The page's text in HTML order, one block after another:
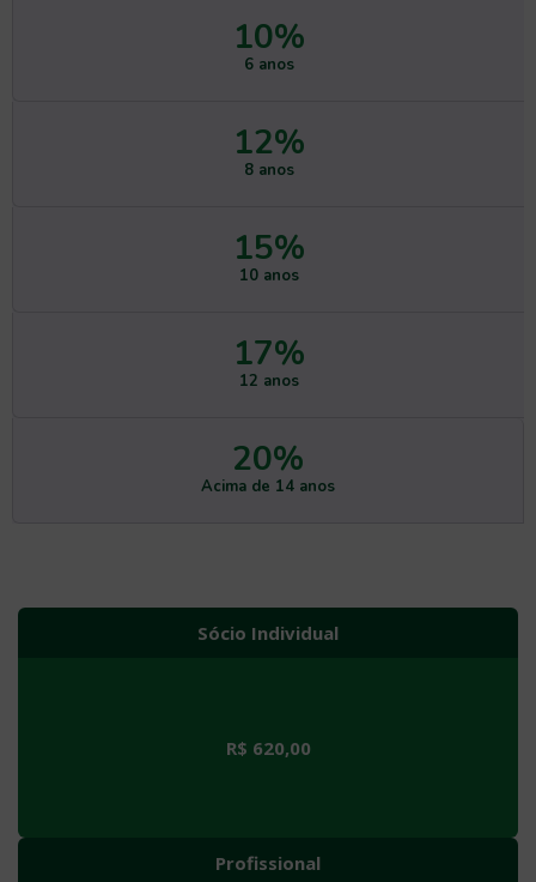
10%
6 anos
12%
8 anos
15%
10 anos
17%
12 anos
20%
Acima de 14 anos
Sócio Individual
R$ 620,00
Profissional